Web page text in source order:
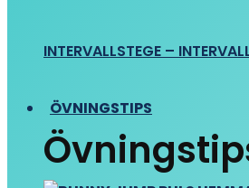
INTERVALLSTEGE –
ÖVNINGSTIPS